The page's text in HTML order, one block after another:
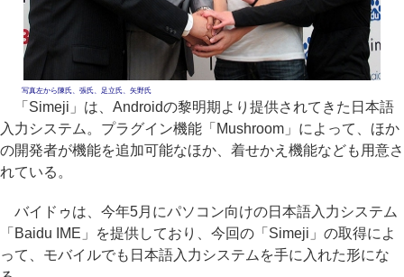
写真左から陳氏、張氏、足立氏、矢野氏
「Simeji」は、Androidの黎明期より提供されてきた日本語
入力システム。プラグイン機能「Mushroom」によって、ほか
の開発者が機能を追加可能なほか、着せかえ機能なども用意さ
れている。
バイドゥは、今年5月にパソコン向けの日本語入力システム
「Baidu IME」を提供しており、今回の「Simeji」の取得によ
って、モバイルでも日本語入力システムを手に入れた形にな